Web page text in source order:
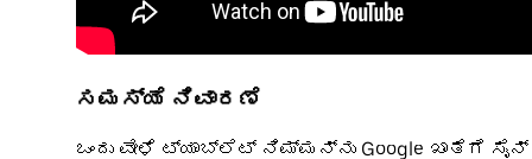
ಸಮಸ್ಯೆ ನಿವಾರಣೆ
ಒಂದು ವೇಳೆ ಟ್ಯಾಬ್ಲೆಟ್ ನಿಮ್ಮನ್ನು Google ಖಾತೆಗೆ